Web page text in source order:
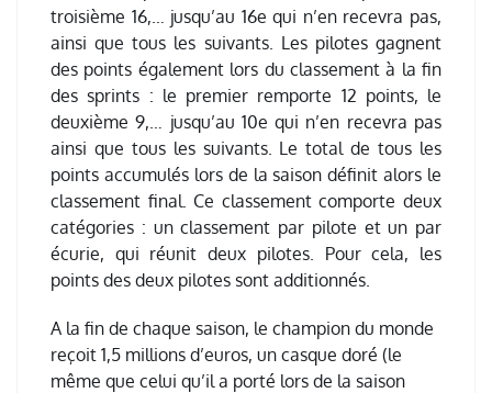
troisième 16,… jusqu’au 16e qui n’en recevra pas,
ainsi que tous les suivants. Les pilotes gagnent
des points également lors du classement à la fin
des sprints : le premier remporte 12 points, le
deuxième 9,… jusqu’au 10e qui n’en recevra pas
ainsi que tous les suivants. Le total de tous les
points accumulés lors de la saison définit alors le
classement final. Ce classement comporte deux
catégories : un classement par pilote et un par
écurie, qui réunit deux pilotes. Pour cela, les
points des deux pilotes sont additionnés.
A la fin de chaque saison, le champion du monde
reçoit 1,5 millions d’euros, un casque doré (le
même que celui qu’il a porté lors de la saison